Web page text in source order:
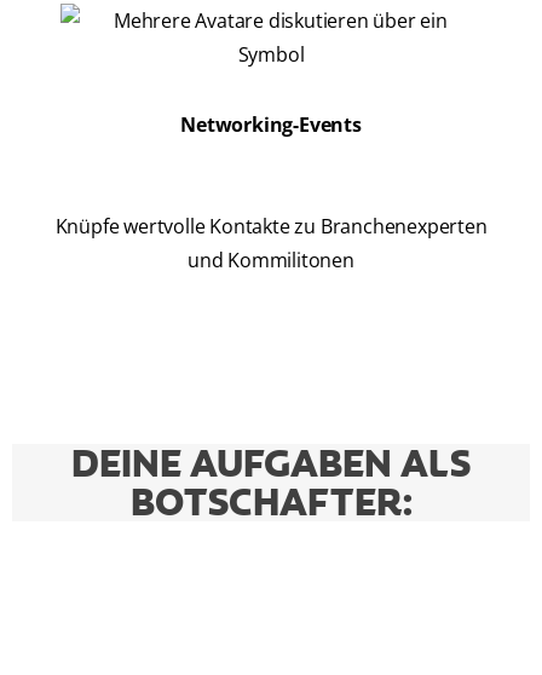
Networking-Events
Knüpfe wertvolle Kontakte zu Branchenexperten
und Kommilitonen
DEINE AUFGABEN ALS
BOTSCHAFTER: